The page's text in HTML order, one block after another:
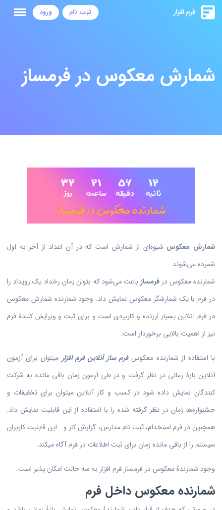
ثبت نام ورود
شمارش معکوس در فرمساز
شمارش معکوس شیوه‌ای از شمارش است که در آن اعداد از آخر به اول
شمرده می‌شوند.
شمارنده معکوس درفرمساز باعث می‌شود که بتوان زمان رخداد یک رویداد را
در فرم با یک شمارشگر معکوس نمایش داد. وجود شمارنده شمارش معکوس
در فرم آنلاین بسیار ارزنده و کاربردی است و برای ثبت و ویرایش کنندهٔ فرم
نیز از اهمیت بالایی برخوردار است.
با استفاده از شمارنده معکوسفرم ساز آنلاین فرم افزار میتوان برای آزمون
آنلاین بازهٔ زمانی در نظر گرفت و در طی آزمون زمان باقی مانده به شرکت
کنندگان نمایش داده شود در کسب و کار آنلاین میتوان برای تخفیفات و
جشنواره‌ها زمان در نظر گرفته شده را با استفاده از این قابلیت نمایش داد.
همچنین در فرم استخدام، ثبت نام مدارس، گزارش کار و… این قابلیت کاربران
سیستم را از باقی مانده زمان برای ثبت اطلاعات در فرم آگاه میکند.
وجود شمارندهٔ معکوس در فرمساز فرم افزار به سه حالت امکان پذیر است.
شمارنده معکوس داخل فرم